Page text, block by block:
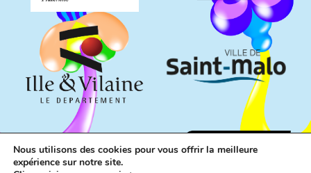
Nous utilisons des cookies pour vous offrir la meilleure
expérience sur notre site.